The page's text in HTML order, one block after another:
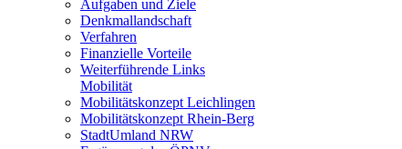
Aufgaben und Ziele
Denkmallandschaft
Verfahren
Finanzielle Vorteile
Weiterführende Links
Mobilität
Mobilitätskonzept Leichlingen
Mobilitätskonzept Rhein-Berg
StadtUmland NRW